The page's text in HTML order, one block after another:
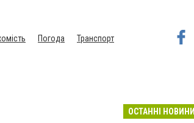
Погода
Транспорт
ОСТАННІ НОВИНИ